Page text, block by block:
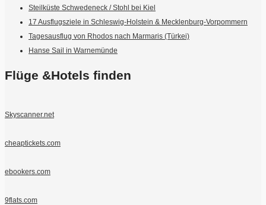
Steilküste Schwedeneck / Stohl bei Kiel
17 Ausflugsziele in Schleswig-Holstein & Mecklenburg-Vorpommern
Tagesausflug von Rhodos nach Marmaris (Türkei)
Hanse Sail in Warnemünde
Flüge &Hotels finden
Skyscanner.net
cheaptickets.com
ebookers.com
9flats.com